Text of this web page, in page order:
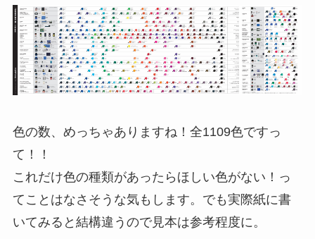
色の数、めっちゃありますね！全1109色ですっ
て！！
これだけ色の種類があったらほしい色がない！っ
てことはなさそうな気もします。でも実際紙に書
いてみると結構違うので見本は参考程度に。